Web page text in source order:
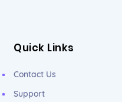
Quick Links
Contact Us
Support